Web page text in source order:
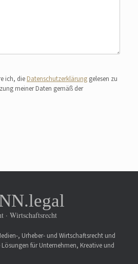
ich, die Datenschutzerklärung gelesen zu
meiner Daten gemäß der
· Wirtschaftsrecht
, Urheber- und Wirtschaftsrecht und
für Unternehmen, Kreative und